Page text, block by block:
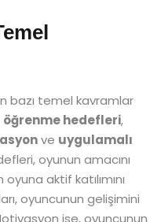
bazı temel kavramlar
öğrenme hedefleri,
ve uygulamalı
oyunun amacını
aktif katılımını
oyuncunun gelişimini
ise, oyuncunun